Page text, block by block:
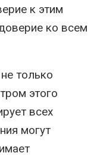
к этим
ко всем
только
этого
всех
могут